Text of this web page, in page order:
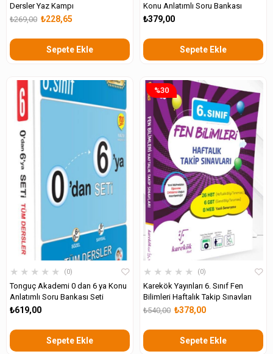
Dersler Yaz Kampı
₺228,65
₺269,00
Sepete Ekle
Konu Anlatımlı Soru Bankası
₺379,00
Sepete Ekle
★ ★ ★ ★ ★ 0
Tonguç Akademi 0 dan 6 ya Konu
Anlatımlı Soru Bankası Seti
₺619,00
Sepete Ekle
★ ★ ★ ★ ★ 0
Karekök Yayınları 6. Sınıf Fen
Bilimleri Haftalık Takip Sınavları
₺378,00
₺540,00
Sepete Ekle
%30